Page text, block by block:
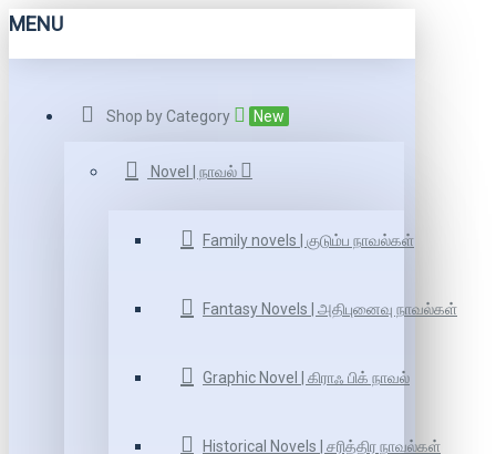
MENU
Shop by Category New
Novel | நாவல்
Family novels | குடும்ப நாவல்கள்
Fantasy Novels | அதிபுனைவு நாவல்கள்
Graphic Novel | கிராஃ பிக் நாவல்
Historical Novels | சரித்திர நாவல்கள்